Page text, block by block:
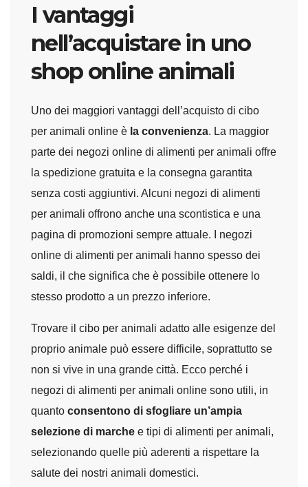
I vantaggi
nell’acquistare in uno
shop online animali
Uno dei maggiori vantaggi dell’acquisto di cibo
per animali online è la convenienza. La maggior
parte dei negozi online di alimenti per animali offre
la spedizione gratuita e la consegna garantita
senza costi aggiuntivi. Alcuni negozi di alimenti
per animali offrono anche una scontistica e una
pagina di promozioni sempre attuale. I negozi
online di alimenti per animali hanno spesso dei
saldi, il che significa che è possibile ottenere lo
stesso prodotto a un prezzo inferiore.
Trovare il cibo per animali adatto alle esigenze del
proprio animale può essere difficile, soprattutto se
non si vive in una grande città. Ecco perché i
negozi di alimenti per animali online sono utili, in
quanto consentono di sfogliare un’ampia
selezione di marche e tipi di alimenti per animali,
selezionando quelle più aderenti a rispettare la
salute dei nostri animali domestici.